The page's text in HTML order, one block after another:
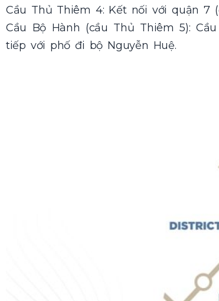
Cầu Thủ Thiêm 4: Kết nối với quận 7
Cầu Bộ Hành (cầu Thủ Thiêm 5):
tiếp với phố đi bộ Nguyễn Huệ.